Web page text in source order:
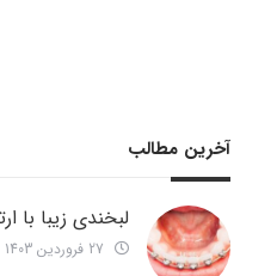
آخرین مطالب
لبخندی زیبا با